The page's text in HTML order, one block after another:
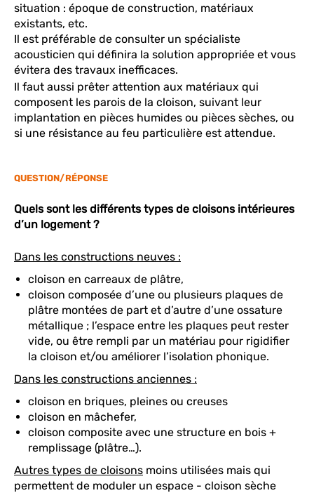
situation : époque de construction, matériaux
existants, etc.
Il est préférable de consulter un spécialiste
acousticien qui définira la solution appropriée et vous
évitera des travaux inefficaces.
Il faut aussi prêter attention aux matériaux qui
composent les parois de la cloison, suivant leur
implantation en pièces humides ou pièces sèches, ou
si une résistance au feu particulière est attendue.
QUESTION/RÉPONSE
Quels sont les différents types de cloisons intérieures
d’un logement ?
Dans les constructions neuves :
cloison en carreaux de plâtre,
cloison composée d’une ou plusieurs plaques de
plâtre montées de part et d’autre d’une ossature
métallique ; l’espace entre les plaques peut rester
vide, ou être rempli par un matériau pour rigidifier
la cloison et/ou améliorer l’isolation phonique.
Dans les constructions anciennes :
cloison en briques, pleines ou creuses
cloison en mâchefer,
cloison composite avec une structure en bois +
remplissage (plâtre…).
Autres types de cloisons moins utilisées mais qui
permettent de moduler un espace - cloison sèche